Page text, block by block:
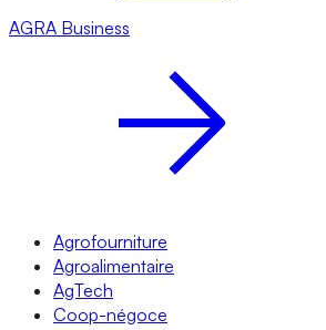
AGRA Business
Agrofourniture
Agroalimentaire
AgTech
Coop-négoce